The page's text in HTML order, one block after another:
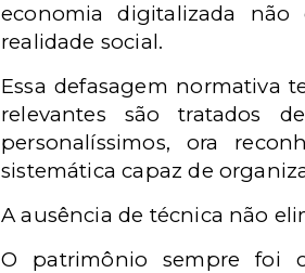
economia digitalizada
realidade social.
Essa defasagem normativa
relevantes são tratados
personalíssimos, ora
sistemática capaz de
A ausência de técnica não
O patrimônio sempre foi